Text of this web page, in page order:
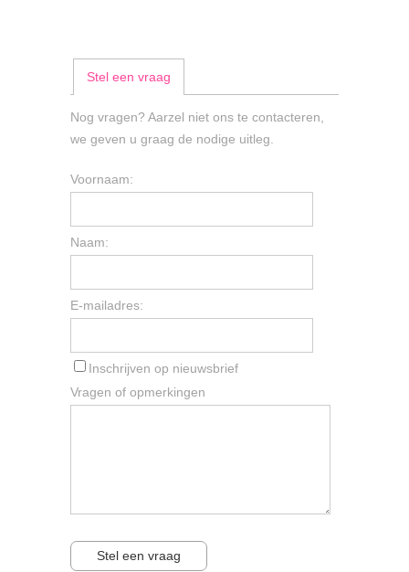
Stel een vraag
Nog vragen? Aarzel niet ons te contacteren,
we geven u graag de nodige uitleg.
Voornaam:
Naam:
E-mailadres:
Inschrijven op nieuwsbrief
Vragen of opmerkingen
Stel een vraag